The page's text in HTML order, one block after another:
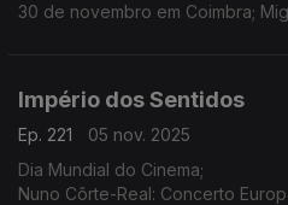
30 de novembro em Coimbra; Miguel Martins Pessoa e Diana
Império dos Sentidos
Ep. 221
05 nov. 2025
Dia Mundial do Cinema;
Nuno Côrte-Real: Concerto